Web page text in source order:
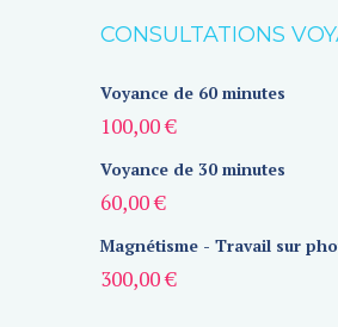
CONSULTATIONS
Voyance de 60 minutes
100,00€
Voyance de 30 minutes
60,00€
Magnétisme - Travail sur
300,00€